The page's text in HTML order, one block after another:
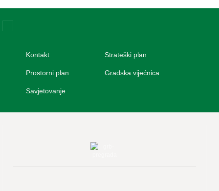
VAŽNIJI LINKOVI
Kontakt Strateški plan
Prostorni plan Gradska vijećnica
Savjetovanje